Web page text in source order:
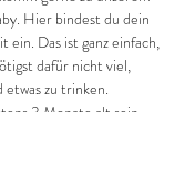
Hier bindest du dein
ein. Das ist ganz einfach,
dafür nicht viel,
zu trinken.
3 Monate alt sein.